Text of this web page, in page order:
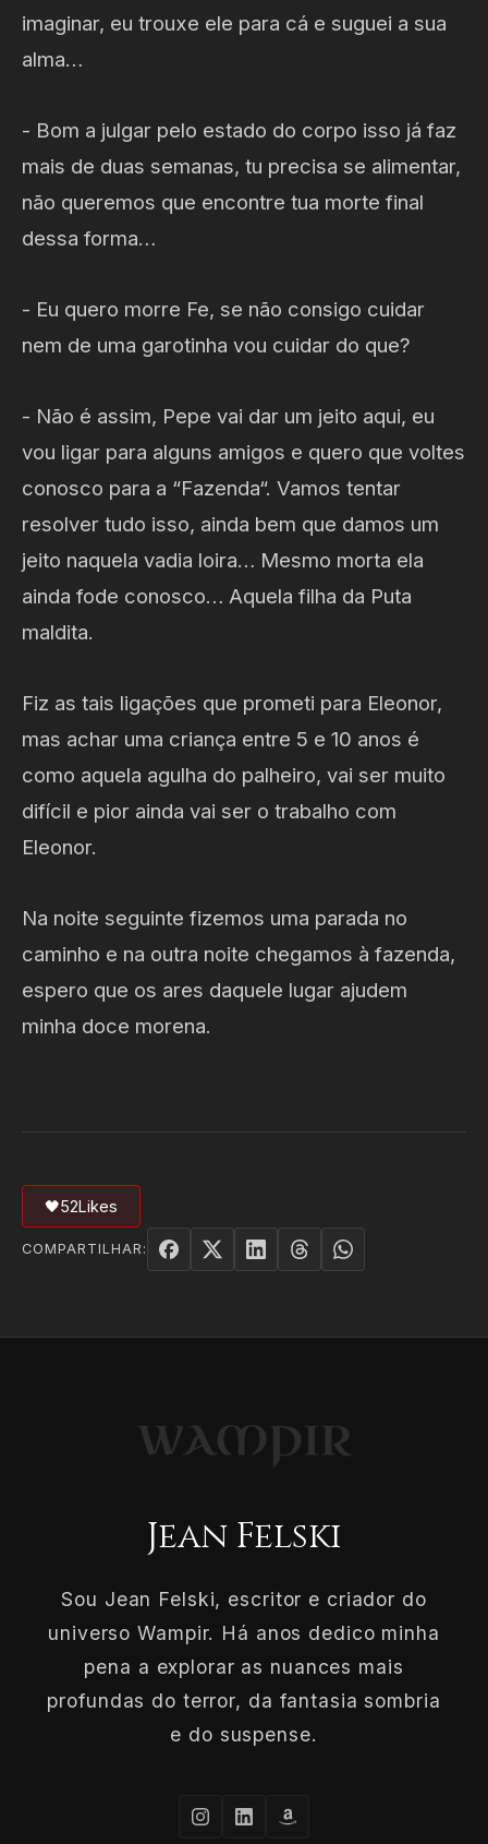
imaginar, eu trouxe ele para cá e suguei a sua
alma…
- Bom a julgar pelo estado do corpo isso já faz
mais de duas semanas, tu precisa se alimentar,
não queremos que encontre tua morte final
dessa forma…
- Eu quero morre Fe, se não consigo cuidar
nem de uma garotinha vou cuidar do que?
- Não é assim, Pepe vai dar um jeito aqui, eu
vou ligar para alguns amigos e quero que voltes
conosco para a “Fazenda“. Vamos tentar
resolver tudo isso, ainda bem que damos um
jeito naquela vadia loira… Mesmo morta ela
ainda fode conosco… Aquela filha da Puta
maldita.
Fiz as tais ligações que prometi para Eleonor,
mas achar uma criança entre 5 e 10 anos é
como aquela agulha do palheiro, vai ser muito
difícil e pior ainda vai ser o trabalho com
Eleonor.
Na noite seguinte fizemos uma parada no
caminho e na outra noite chegamos à fazenda,
espero que os ares daquele lugar ajudem
minha doce morena.
🖤52Likes
COMPARTILHAR:
Jean Felski
Sou Jean Felski, escritor e criador do
universo Wampir. Há anos dedico minha
pena a explorar as nuances mais
profundas do terror, da fantasia sombria
e do suspense.